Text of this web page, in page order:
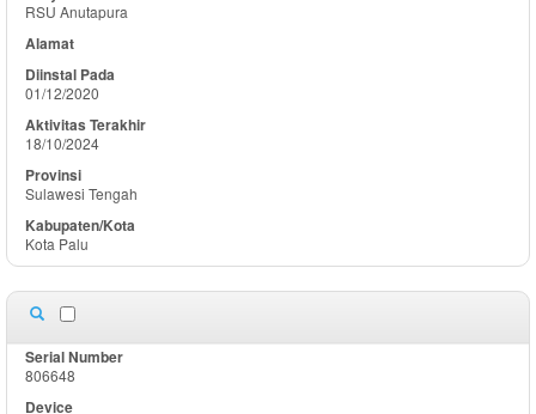
RSU Anutapura
01/12/2020
18/10/2024
Sulawesi Tengah
Kota Palu
806648